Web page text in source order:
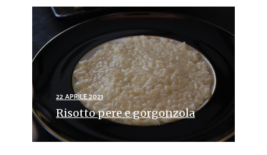
22 APRILE 2021
Risotto pere e gorgonzola